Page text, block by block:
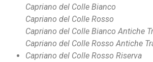
Capriano del Colle Bianco
Capriano del Colle Rosso
Capriano del Colle Bianco Antiche
Capriano del Colle Rosso Antiche
Capriano del Colle Rosso Riserva